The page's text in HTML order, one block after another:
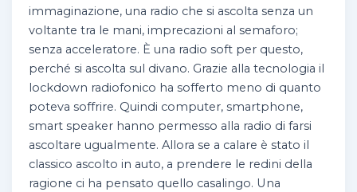
immaginazione, una radio che si ascolta senza un
voltante tra le mani, imprecazioni al semaforo;
senza acceleratore. È una radio soft per questo,
perché si ascolta sul divano. Grazie alla tecnologia il
lockdown radiofonico ha sofferto meno di quanto
poteva soffrire. Quindi computer, smartphone,
smart speaker hanno permesso alla radio di farsi
ascoltare ugualmente. Allora se a calare è stato il
classico ascolto in auto, a prendere le redini della
ragione ci ha pensato quello casalingo. Una